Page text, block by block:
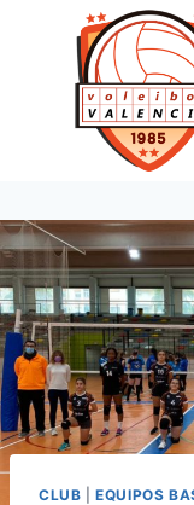
CLUB |EQUIPOS